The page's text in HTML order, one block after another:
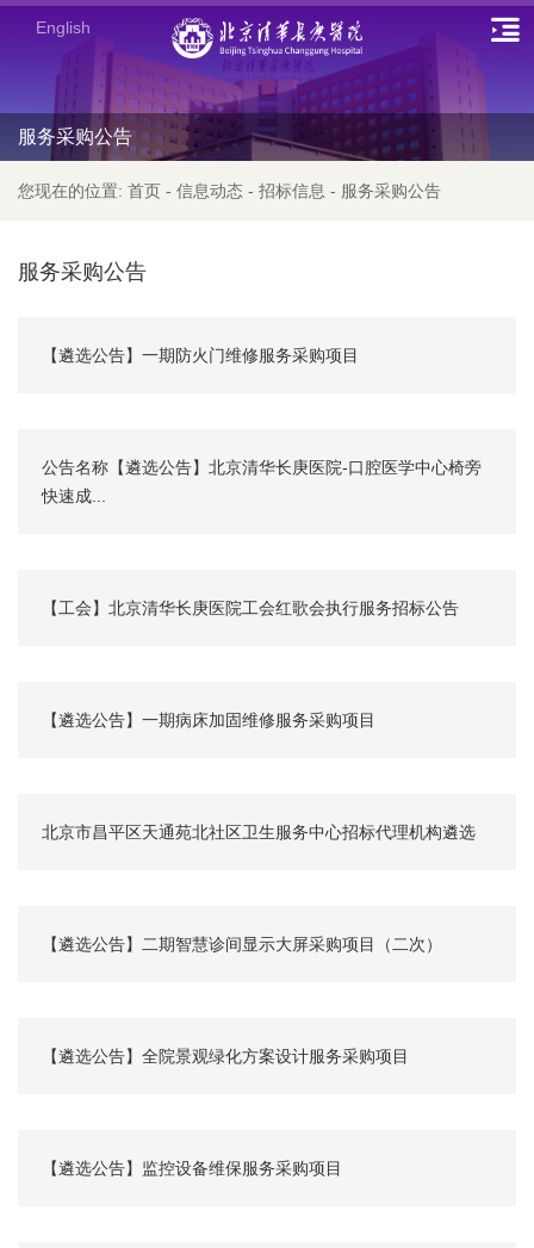
English
服务采购公告
您现在的位置: 首页 - 信息动态 - 招标信息 - 服务采购公告
服务采购公告
【遴选公告】一期防火门维修服务采购项目
公告名称【遴选公告】北京清华长庚医院-口腔医学中心椅旁
快速成...
【工会】北京清华长庚医院工会红歌会执行服务招标公告
【遴选公告】一期病床加固维修服务采购项目
北京市昌平区天通苑北社区卫生服务中心招标代理机构遴选
【遴选公告】二期智慧诊间显示大屏采购项目（二次）
【遴选公告】全院景观绿化方案设计服务采购项目
【遴选公告】监控设备维保服务采购项目